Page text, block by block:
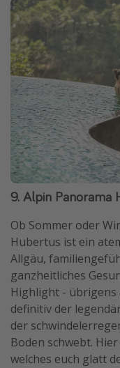
9. Alpin Panorama
Ob Sommer oder
Hubertus ist ein
Allgäu,
ganzheitliches
Highlight - übrigens
definitiv der
der
Boden schwebt.
welches euch glatt